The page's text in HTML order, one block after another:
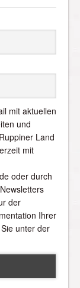
mit aktuellen
und
Land
mit
oder durch
der
Ihrer
unter der